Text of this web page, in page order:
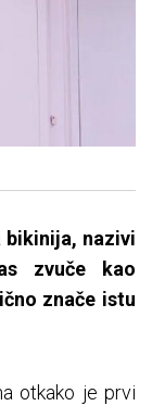
bikinija, nazivi
zvuče kao
znače istu
otkako je prvi